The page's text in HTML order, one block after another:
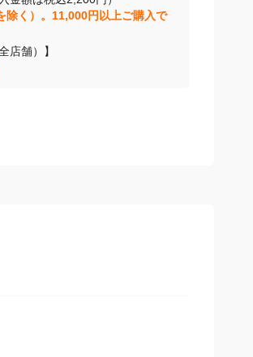
金額は税込2,200円）
く）。11,000円以上ご購入で
店舗）】